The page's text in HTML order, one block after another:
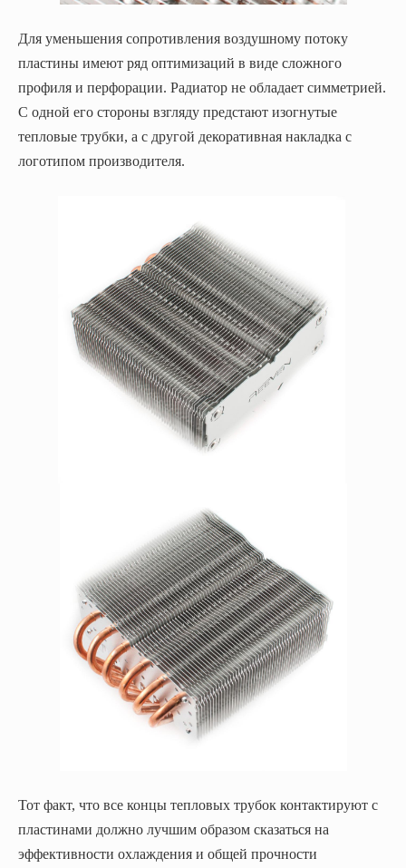
Для уменьшения сопротивления воздушному потоку
пластины имеют ряд оптимизаций в виде сложного
профиля и перфорации. Радиатор не обладает симметрией.
С одной его стороны взгляду предстают изогнутые
тепловые трубки, а с другой декоративная накладка с
логотипом производителя.
Тот факт, что все концы тепловых трубок контактируют с
пластинами должно лучшим образом сказаться на
эффективности охлаждения и общей прочности